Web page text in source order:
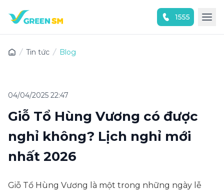
1555
Tin tức Blog
04/04/2025 22:47
Giỗ Tổ Hùng Vương có được
nghỉ không? Lịch nghỉ mới
nhất 2026
Giỗ Tổ Hùng Vương là một trong những ngày lễ